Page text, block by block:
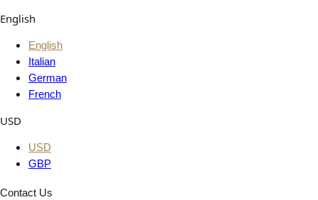
English
English
Italian
German
French
USD
USD
GBP
Contact Us